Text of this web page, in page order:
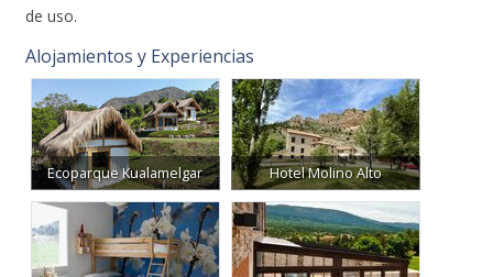
de uso.
Alojamientos y Experiencias
Ecoparque Kualamelgar Hotel Molino Alto